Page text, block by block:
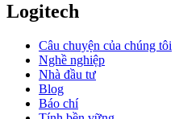
Logitech
Câu chuyện của chúng tôi
Nghề nghiệp
Nhà đầu tư
Blog
Báo chí